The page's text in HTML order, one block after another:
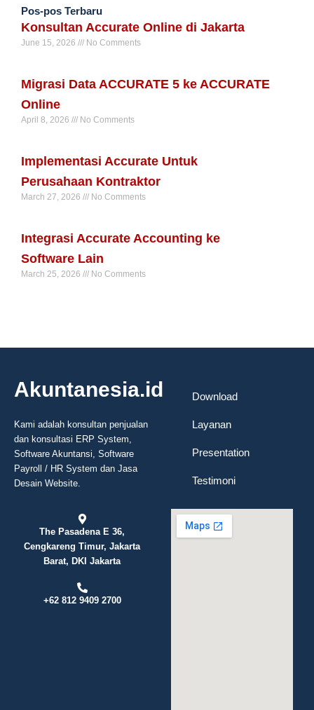
Pos-pos Terbaru
Konsultan Accurate Online di Jakarta
June 15, 2026 No Comments
Migrasi Data ACCURATE 5 ke ACCURATE
Online
April 8, 2026 No Comments
Implementasi Accurate Untuk
Perusahaan Kontraktor
March 27, 2026 No Comments
Integrasi Accurate Accounting ke
Software Lain
March 25, 2026 No Comments
Akuntanesia.id
Kami adalah konsultan penjualan
dan konsultasi ERP System,
Software Akuntansi, Software
Payroll / HR System dan Jasa
Desain Website.
The Pasadena E 36,
Cengkareng Timur, Jakarta
Barat, DKI Jakarta
+62 812 9409 2700
Download
Layanan
Presentation
Testimoni